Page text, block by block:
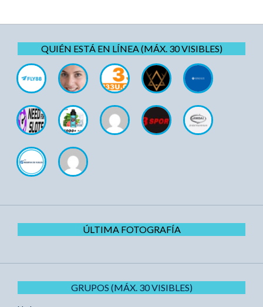
QUIÉN ESTÁ EN LÍNEA (MÁX. 30 VISIBLES)
ÚLTIMA FOTOGRAFÍA
GRUPOS (MÁX. 30 VISIBLES)